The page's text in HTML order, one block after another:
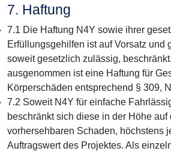
7. Haftung
7.1 Die Haftung N4Y sowie ihrer
Erfüllungsgehilfen ist auf Vorsatz und
soweit gesetzlich zulässig,
ausgenommen ist eine Haftung für
Körperschäden entsprechend § 309,
7.2 Soweit N4Y für einfache
beschränkt sich diese in der Höhe auf
vorhersehbaren Schaden, höchstens
Auftragswert des Projektes. Als